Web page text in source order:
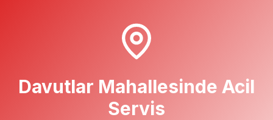
Davutlar Mahallesinde Acil
Servis